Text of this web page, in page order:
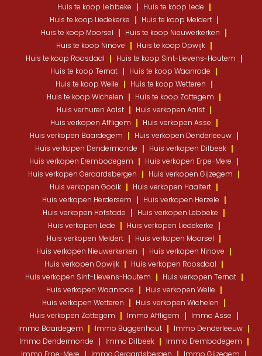
Huis te koop Lebbeke
Huis te koop Lede
Huis te koop Liedekerke
Huis te koop Meldert
Huis te koop Moorsel
Huis te koop Nieuwerkerken
Huis te koop Ninove
Huis te koop Opwijk
Huis te koop Roosdaal
Huis te koop Sint-Lievens-Houtem
Huis te koop Ternat
Huis te koop Waanrode
Huis te koop Welle
Huis te koop Wetteren
Huis te koop Wichelen
Huis te koop Zottegem
Huis verhuren Aalst
Huis verkopen Aalst
Huis verkopen Affligem
Huis verkopen Asse
Huis verkopen Baardegem
Huis verkopen Denderleeuw
Huis verkopen Dendermonde
Huis verkopen Dilbeek
Huis verkopen Erembodegem
Huis verkopen Erpe-Mere
Huis verkopen Geraardsbergen
Huis verkopen Gijzegem
Huis verkopen Gooik
Huis verkopen Haaltert
Huis verkopen Herdersem
Huis verkopen Herzele
Huis verkopen Hofstade
Huis verkopen Lebbeke
Huis verkopen Lede
Huis verkopen Liedekerke
Huis verkopen Meldert
Huis verkopen Moorsel
Huis verkopen Nieuwerkerken
Huis verkopen Ninove
Huis verkopen Opwijk
Huis verkopen Roosdaal
Huis verkopen Sint-Lievens-Houtem
Huis verkopen Ternat
Huis verkopen Waanrode
Huis verkopen Welle
Huis verkopen Wetteren
Huis verkopen Wichelen
Huis verkopen Zottegem
Immo Affligem
Immo Asse
Immo Baardegem
Immo Buggenhout
Immo Denderleeuw
Immo Dendermonde
Immo Dilbeek
Immo Erembodegem